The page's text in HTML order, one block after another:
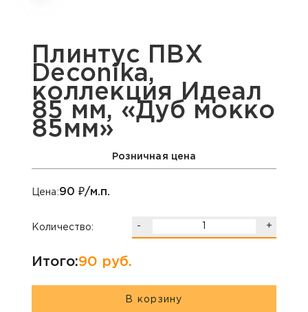
Плинтус ПВХ
Deconika,
коллекция Идеал
85 мм, «Дуб мокко
85мм»
Розничная цена
Цена:90 ₽/м.п.
Количество: - +
Итого:90 руб.
В корзину